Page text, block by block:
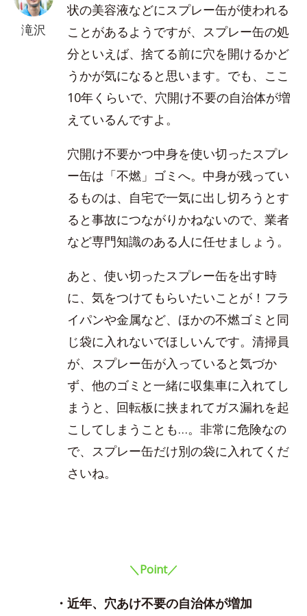
滝沢
状の美容液などにスプレー缶が使われる
ことがあるようですが、スプレー缶の処
分といえば、捨てる前に穴を開けるかど
うかが気になると思います。でも、ここ
10年くらいで、穴開け不要の自治体が増
えているんですよ。
穴開け不要かつ中身を使い切ったスプレ
ー缶は「不燃」ゴミへ。中身が残ってい
るものは、自宅で一気に出し切ろうとす
ると事故につながりかねないので、業者
など専門知識のある人に任せましょう。
あと、使い切ったスプレー缶を出す時
に、気をつけてもらいたいことが！フラ
イパンや金属など、ほかの不燃ゴミと同
じ袋に入れないでほしいんです。清掃員
が、スプレー缶が入っていると気づか
ず、他のゴミと一緒に収集車に入れてし
まうと、回転板に挟まれてガス漏れを起
こしてしまうことも…。非常に危険なの
で、スプレー缶だけ別の袋に入れてくだ
さいね。
＼Point／
・近年、穴あけ不要の自治体が増加